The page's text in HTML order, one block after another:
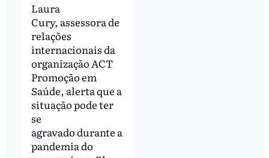
Laura
Cury, assessora de
relações
internacionais da
organização ACT
Promoção em
Saúde, alerta que a
situação pode ter
se
agravado durante a
pandemia do